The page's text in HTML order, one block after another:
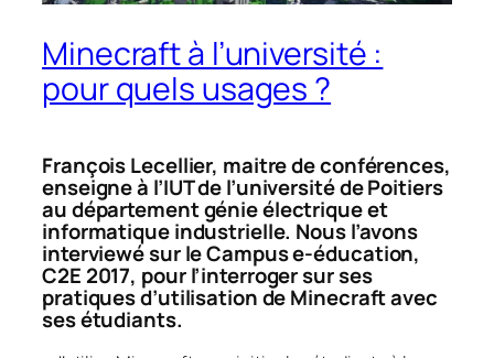
Minecraft à l’université :
pour quels usages ?
François Lecellier, maitre de conférences,
enseigne à l’IUT de l’université de Poitiers
au département génie électrique et
informatique industrielle. Nous l’avons
interviewé sur le Campus e-éducation,
C2E 2017, pour l’interroger sur ses
pratiques d’utilisation de Minecraft avec
ses étudiants.